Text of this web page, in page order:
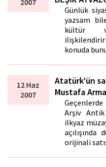
2007
Günlük
yazsam
kültür
konuda
12 Haz
2007
Atatürk’ün
Mustafa
Arşiv
ilkyaz
orijinali